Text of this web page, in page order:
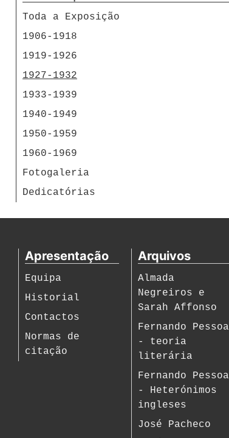
Toda a Exposição
1906-1918
1919-1926
1927-1932
1933-1939
1940-1949
1950-1959
1960-1969
Fotogaleria
Dedicatórias
Apresentação
Equipa
Historial
Contactos
Normas de
citação
Arquivos
Almada
Negreiros e
Sarah Affonso
Fernando Pessoa
- teoria
literária
Fernando Pessoa
- Heterónimos
ingleses
José Pacheco